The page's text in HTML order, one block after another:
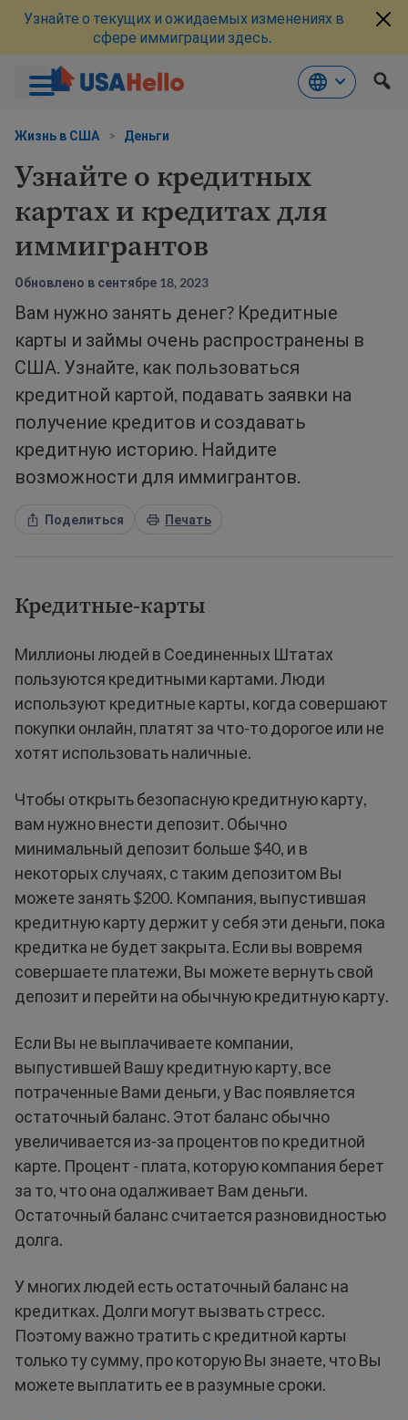
Узнайте о текущих и ожидаемых изменениях в
сфере иммиграции здесь.
Жизнь в США > Деньги
Узнайте о кредитных
картах и кредитах для
иммигрантов
Обновлено в сентябре 18, 2023
Вам нужно занять денег? Кредитные
карты и займы очень распространены в
США. Узнайте, как пользоваться
кредитной картой, подавать заявки на
получение кредитов и создавать
кредитную историю. Найдите
возможности для иммигрантов.
Поделиться Печать
Кредитные-карты
Миллионы людей в Соединенных Штатах
пользуются кредитными картами. Люди
используют кредитные карты, когда совершают
покупки онлайн, платят за что-то дорогое или не
хотят использовать наличные.
Чтобы открыть безопасную кредитную карту,
вам нужно внести депозит. Обычно
минимальный депозит больше $40, и в
некоторых случаях, с таким депозитом Вы
можете занять $200. Компания, выпустившая
кредитную карту держит у себя эти деньги, пока
кредитка не будет закрыта. Если вы вовремя
совершаете платежи, Вы можете вернуть свой
депозит и перейти на обычную кредитную карту.
Если Вы не выплачиваете компании,
выпустившей Вашу кредитную карту, все
потраченные Вами деньги, у Вас появляется
остаточный баланс. Этот баланс обычно
увеличивается из-за процентов по кредитной
карте. Процент - плата, которую компания берет
за то, что она одалживает Вам деньги.
Остаточный баланс считается разновидностью
долга.
У многих людей есть остаточный баланс на
кредитках. Долги могут вызвать стресс.
Поэтому важно тратить с кредитной карты
только ту сумму, про которую Вы знаете, что Вы
можете выплатить ее в разумные сроки.